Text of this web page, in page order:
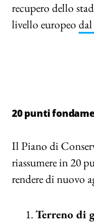
recupero dello
livello europeo
20 punti
Il Piano di
riassumere in 20
rendere di nuovo
Terreno di